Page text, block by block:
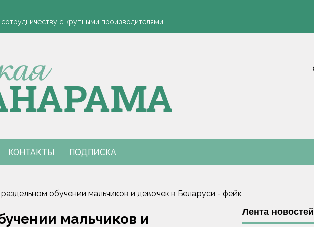
защита яблонь
с крупными производителями
я борюсь за деревню
обозначил слабые места в работе автолавок
на селе: "Просрочка и тухлятина!"
защита яблонь
с крупными производителями
я борюсь за деревню
обозначил слабые места в работе автолавок
на селе: "Просрочка и тухлятина!"
КОНТАКТЫ ПОДПИСКА
обучении мальчиков и девочек в Беларуси - фейк
мальчиков и
Лента новостей